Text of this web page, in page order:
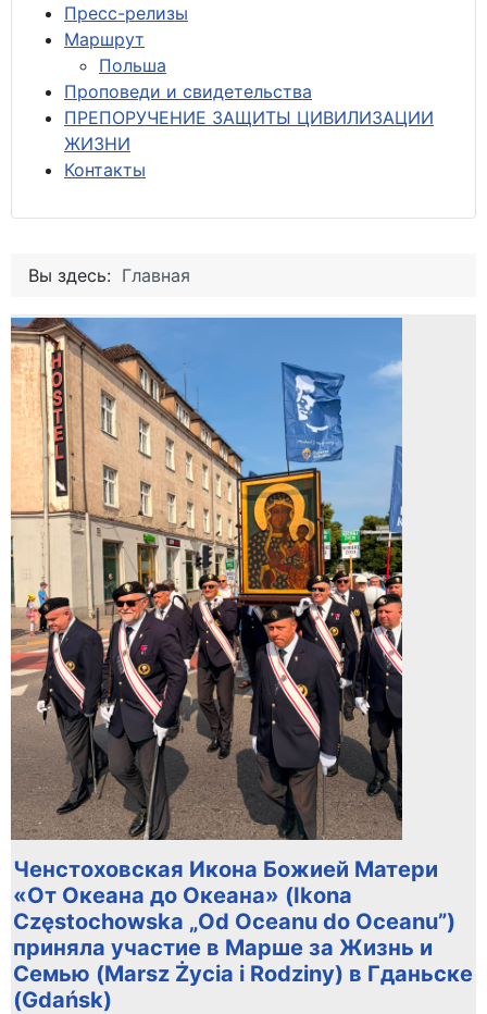
Пресс-релизы
Маршрут
Польша
Проповеди и свидетельства
ПРЕПОРУЧЕНИЕ ЗАЩИТЫ ЦИВИЛИЗАЦИИ
ЖИЗНИ
Контакты
Вы здесь: Главная
Ченстоховская Икона Божией Матери
«От Океана до Океана» (Ikona
Częstochowska „Od Oceanu do Oceanu”)
приняла участие в Марше за Жизнь и
Семью (Marsz Życia i Rodziny) в Гданьске
(Gdańsk)